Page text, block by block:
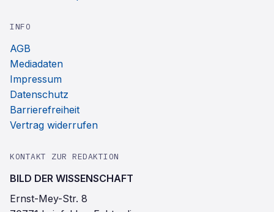
INFO
AGB
Mediadaten
Impressum
Datenschutz
Barrierefreiheit
Vertrag widerrufen
KONTAKT ZUR REDAKTION
BILD DER WISSENSCHAFT
Ernst-Mey-Str. 8